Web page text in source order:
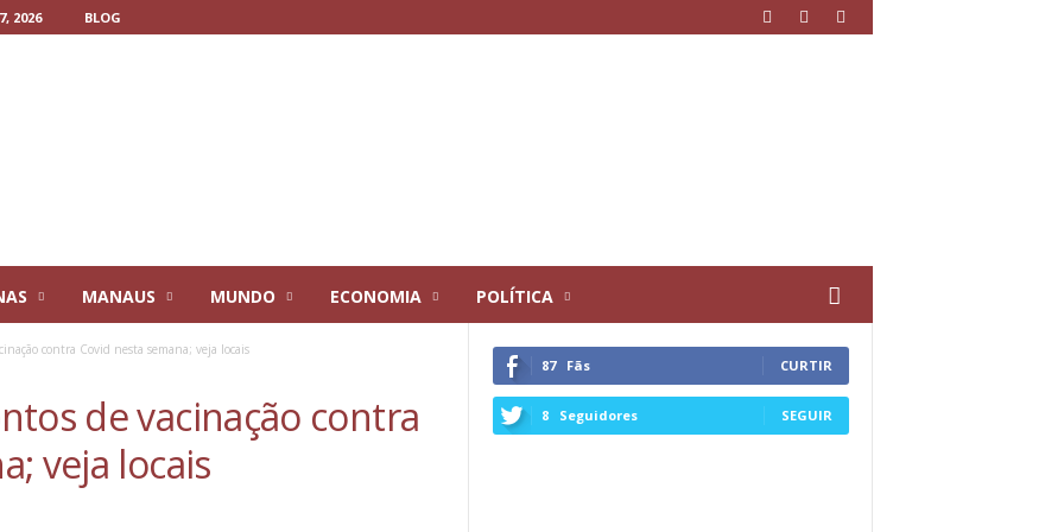
2026 BLOG
MANAUS MUNDO ECONOMIA POLÍTICA
contra Covid nesta semana; veja locais
de vacinação contra
veja locais
87 Fãs CURTIR
8 Seguidores SEGUIR